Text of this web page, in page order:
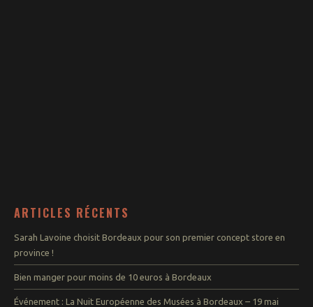
ARTICLES RÉCENTS
Sarah Lavoine choisit Bordeaux pour son premier concept store en
province !
Bien manger pour moins de 10 euros à Bordeaux
Événement : La Nuit Européenne des Musées à Bordeaux – 19 mai